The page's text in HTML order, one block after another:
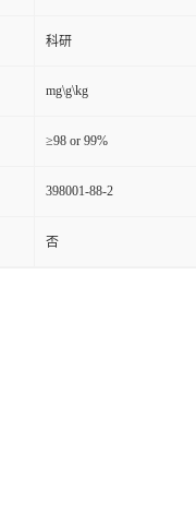
科研
mg\g\kg
≥98 or 99%
398001-88-2
否